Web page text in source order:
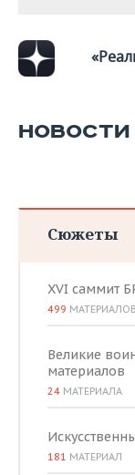
Сюжеты
XVI саммит
499 МАТЕРИАЛОВ
Великие
материалов
24 МАТЕРИАЛА
181 МАТЕРИАЛ